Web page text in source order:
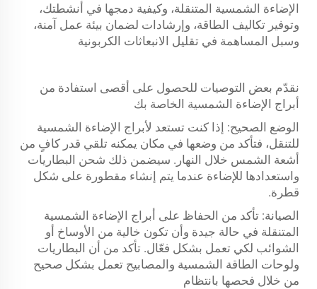
الإضاءة الشمسية المتنقلة، وكيفية دمجها في أنشطتك،
وتوفير تكاليف الطاقة، وإرشادات لضمان بيئة عمل آمنة،
وسبل المساهمة في تقليل الانبعاثات الكربونية
نقدّم بعض التوصيات للحصول على أقصى استفادة من
أبراج الإضاءة الشمسية الخاصة بك
الوضع الصحيح: إذا كنت تستعد لأبراج الإضاءة الشمسية
للتنقل، فتأكد من وضعها في مكان يمكنه تلقي قدر كافٍ من
أشعة الشمس خلال النهار. سيضمن ذلك شحن البطاريات
واستعدادها للإضاءة عندما يتم إنشاء مقطورة على شكل
قطرة.
الصيانة: تأكد من الحفاظ على أبراج الإضاءة الشمسية
المتنقلة في حالة جيدة وأن تكون خالية من الأوساخ أو
الشوائب لكي تعمل بشكل فعّال. تأكد من أن البطاريات
ولوحات الطاقة الشمسية والمصابيح تعمل بشكل صحيح
من خلال فحصها بانتظام